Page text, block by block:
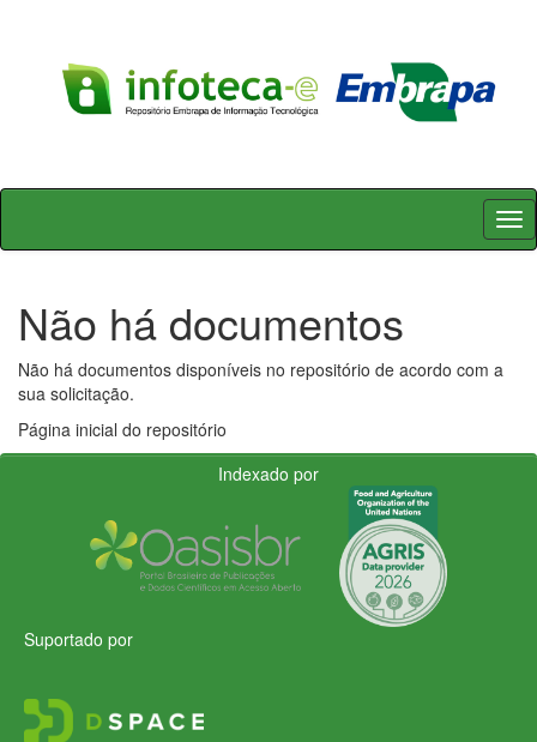
Skip
Não há documentos
Não há documentos disponíveis no repositório de acordo com a
sua solicitação.
Página inicial do repositório
Indexado por
Suportado por